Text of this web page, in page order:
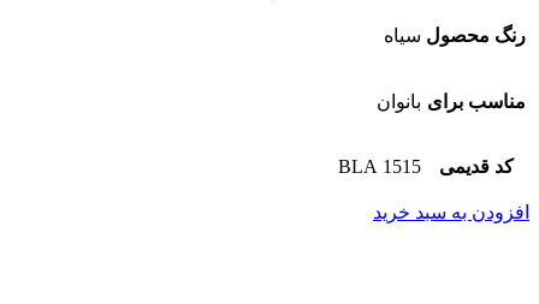
رنگ محصول سیاه
مناسب برای بانوان
کد قدیمی 1515 BLA
افزودن به سبد خرید